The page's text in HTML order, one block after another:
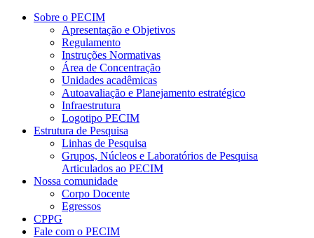
Conteúdo principal Menu principal
Sobre o PECIM
Apresentação e Objetivos
Regulamento
Instruções Normativas
Área de Concentração
Unidades acadêmicas
Autoavaliação e Planejamento estratégico
Infraestrutura
Logotipo PECIM
Estrutura de Pesquisa
Linhas de Pesquisa
Grupos, Núcleos e Laboratórios de Pesquisa
Articulados ao PECIM
Nossa comunidade
Corpo Docente
Egressos
CPPG
Fale com o PECIM